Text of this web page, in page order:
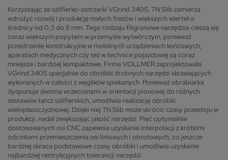
Korzystając ze szlifierko-ostrzarki VGrind 340S, TN Slib zamierza
wdrożyć rozwój i produkcję małych frezów i większych wierteł o
średnicy od 0,3 do 8 mm. Tego rodzaju filigranowe narzędzia cieszą się
coraz większym popytem w przemyśle wytwórczym, ponieważ
przestrzenie konstrukcyjne w mobilnych urządzeniach końcowych,
aparatach medycznych czy też w technice pojazdowej są coraz
mniejsze i bardziej kompaktowe. Firma VOLLMER zaprojektowała
VGrind 340S specjalnie do obróbki drobnych narzędzi skrawających
wykonanych w całości z węglików spiekanych. Ponieważ obrabiarka
dysponuje dwoma wrzecionami w orientacji pionowej do różnych
zestawów tarcz szlifierskich, umożliwia realizację obróbki
wielopłaszczyznowej. Dzięki niej TN Slib może skrócić czasy przestoju w
produkcji, nadal zwiększając jakość narzędzi. Pięć optymalnie
dostosowanych osi CNC zapewnia uzyskanie interpolacji z krótkimi
odcinkami przemieszczenia osi liniowych i obrotowych, co jeszcze
bardziej skraca podstawowe czasy obróbki i umożliwia uzyskanie
najbardziej restrykcyjnych tolerancji narzędzi.